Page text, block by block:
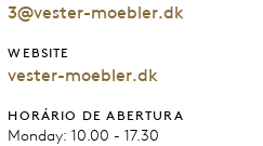
3@vester-moebler.dk
WEBSITE
vester-moebler.dk
HORÁRIO DE ABERTURA
Monday: 10.00 - 17.30